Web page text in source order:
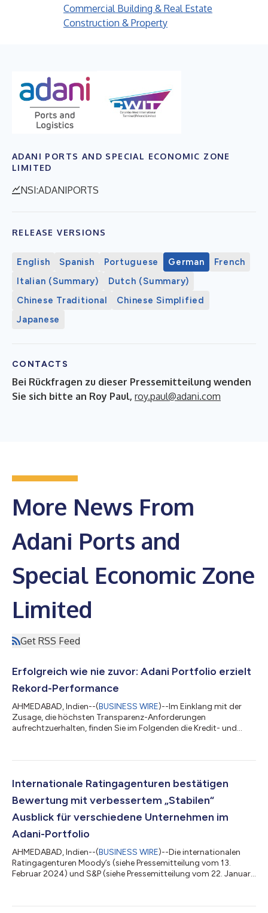
Commercial Building & Real Estate
Construction & Property
ADANI PORTS AND SPECIAL ECONOMIC ZONE
LIMITED
NSI:ADANIPORTS
RELEASE VERSIONS
English Spanish Portuguese German
French
Italian (Summary)
Dutch (Summary)
Chinese Traditional
Chinese Simplified
Japanese
CONTACTS
Bei Rückfragen zu dieser Pressemitteilung wenden
Sie sich bitte an Roy Paul, roy.paul@adani.com
More News From
Adani Ports and
Special Economic Zone
Limited
Get RSS Feed
Erfolgreich wie nie zuvor: Adani Portfolio erzielt
Rekord-Performance
AHMEDABAD, Indien--(BUSINESS WIRE)--Im Einklang mit der
Zusage, die höchsten Transparenz-Anforderungen
aufrechtzuerhalten, finden Sie im Folgenden die Kredit- und
fünf Jahren zeugt von der Stärke und Stabilität des Adani
trotz aller externen Volatilitäten und Widrigkeiten weiterhin ein
starkes und beständiges Wachstum...
Internationale Ratingagenturen bestätigen
Bewertung mit verbessertem „Stabilen“
Ausblick für verschiedene Unternehmen im
Adani-Portfolio
AHMEDABAD, Indien--(BUSINESS WIRE)--Die internationalen
Ratingagenturen Moody’s (siehe Pressemitteilung vom 13.
Februar 2024) und S&P (siehe Pressemitteilung vom 22. Januar
Markt emittierten Wertpapiere bestätigt und den Ausblick auf